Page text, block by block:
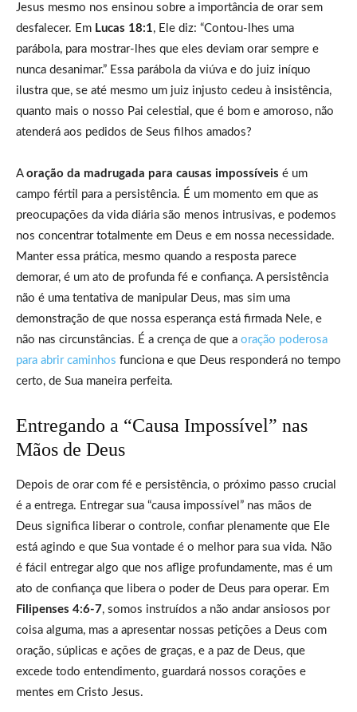
Jesus mesmo nos ensinou sobre a importância de orar sem
desfalecer. Em Lucas 18:1, Ele diz: “Contou-lhes uma
parábola, para mostrar-lhes que eles deviam orar sempre e
nunca desanimar.” Essa parábola da viúva e do juiz iníquo
ilustra que, se até mesmo um juiz injusto cedeu à insistência,
quanto mais o nosso Pai celestial, que é bom e amoroso, não
atenderá aos pedidos de Seus filhos amados?
A oração da madrugada para causas impossíveis é um
campo fértil para a persistência. É um momento em que as
preocupações da vida diária são menos intrusivas, e podemos
nos concentrar totalmente em Deus e em nossa necessidade.
Manter essa prática, mesmo quando a resposta parece
demorar, é um ato de profunda fé e confiança. A persistência
não é uma tentativa de manipular Deus, mas sim uma
demonstração de que nossa esperança está firmada Nele, e
não nas circunstâncias. É a crença de que a oração poderosa
para abrir caminhos funciona e que Deus responderá no tempo
certo, de Sua maneira perfeita.
Entregando a “Causa Impossível” nas
Mãos de Deus
Depois de orar com fé e persistência, o próximo passo crucial
é a entrega. Entregar sua “causa impossível” nas mãos de
Deus significa liberar o controle, confiar plenamente que Ele
está agindo e que Sua vontade é o melhor para sua vida. Não
é fácil entregar algo que nos aflige profundamente, mas é um
ato de confiança que libera o poder de Deus para operar. Em
Filipenses 4:6-7, somos instruídos a não andar ansiosos por
coisa alguma, mas a apresentar nossas petições a Deus com
oração, súplicas e ações de graças, e a paz de Deus, que
excede todo entendimento, guardará nossos corações e
mentes em Cristo Jesus.